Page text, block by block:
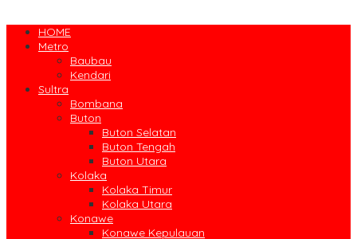
HOME
Metro
Baubau
Kendari
Sultra
Bombana
Buton
Buton Selatan
Buton Tengah
Buton Utara
Kolaka
Kolaka Timur
Kolaka Utara
Konawe
Konawe Kepulauan